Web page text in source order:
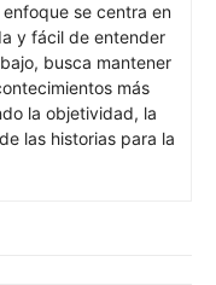
se centra en
y fácil de entender
busca mantener
más
la objetividad, la
las historias para la